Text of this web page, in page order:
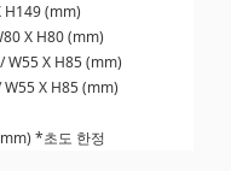
H149 (mm)
X H80 (mm)
W55 X H85 (mm)
W55 X H85 (mm)
*초도 한정